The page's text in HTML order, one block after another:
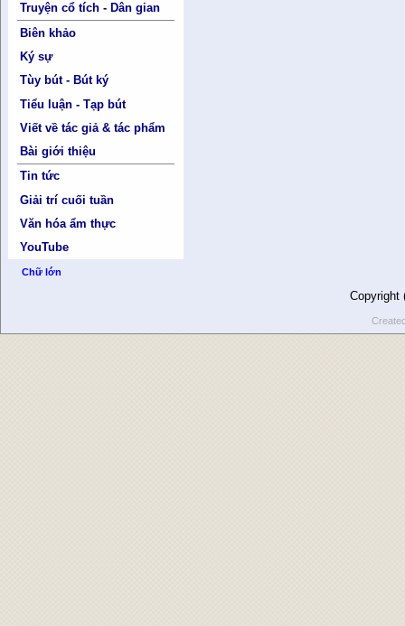
Truyện cổ tích - Dân gian
Biên khảo
Ký sự
Tùy bút - Bút ký
Tiểu luận - Tạp bút
Viết về tác giả & tác phẩm
Bài giới thiệu
Tin tức
Giải trí cuối tuần
Văn hóa ẩm thực
YouTube
Chữ lớn
Copyright